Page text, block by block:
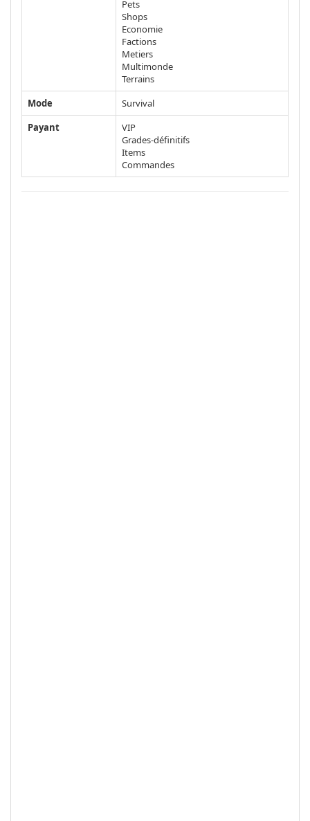
Pets
Shops
Economie
Factions
Metiers
Multimonde
Terrains
Mode
Survival
Payant
VIP
Grades-définitifs
Items
Commandes